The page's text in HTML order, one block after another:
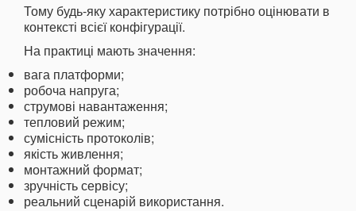
Тому будь-яку характеристику потрібно оцінювати в
контексті всієї конфігурації.
На практиці мають значення:
вага платформи;
робоча напруга;
струмові навантаження;
тепловий режим;
сумісність протоколів;
якість живлення;
монтажний формат;
зручність сервісу;
реальний сценарій використання.